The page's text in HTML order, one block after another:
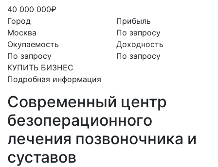
40 000 000₽
Город
Москва
Окупаемость
По запросу
КУПИТЬ БИЗНЕС
Прибыль
По запросу
Доходность
По запросу
Подробная информация
Современный центр
безоперационного
лечения позвоночника и
суставов